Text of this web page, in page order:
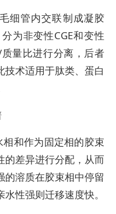
细管内交联制成凝胶
为非变性CGE和变性
量比进行分离，后者
技术适用于肽类、蛋白
和作为固定相的胶束
的差异进行分配，从而
的溶质在胶束相中停留
性强则迁移速度快。